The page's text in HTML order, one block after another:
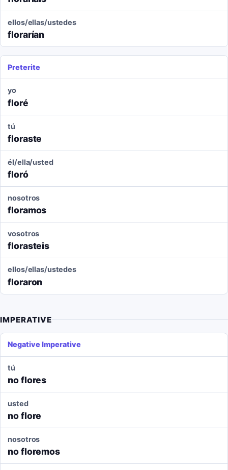
ellos/ellas/ustedes
florarían
Preterite
yo
floré
tú
floraste
él/ella/usted
floró
nosotros
floramos
vosotros
florasteis
ellos/ellas/ustedes
floraron
IMPERATIVE
Negative Imperative
tú
no flores
usted
no flore
nosotros
no floremos